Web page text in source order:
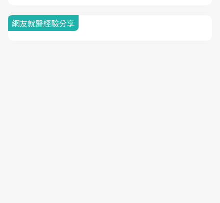
網友就醫經驗分享